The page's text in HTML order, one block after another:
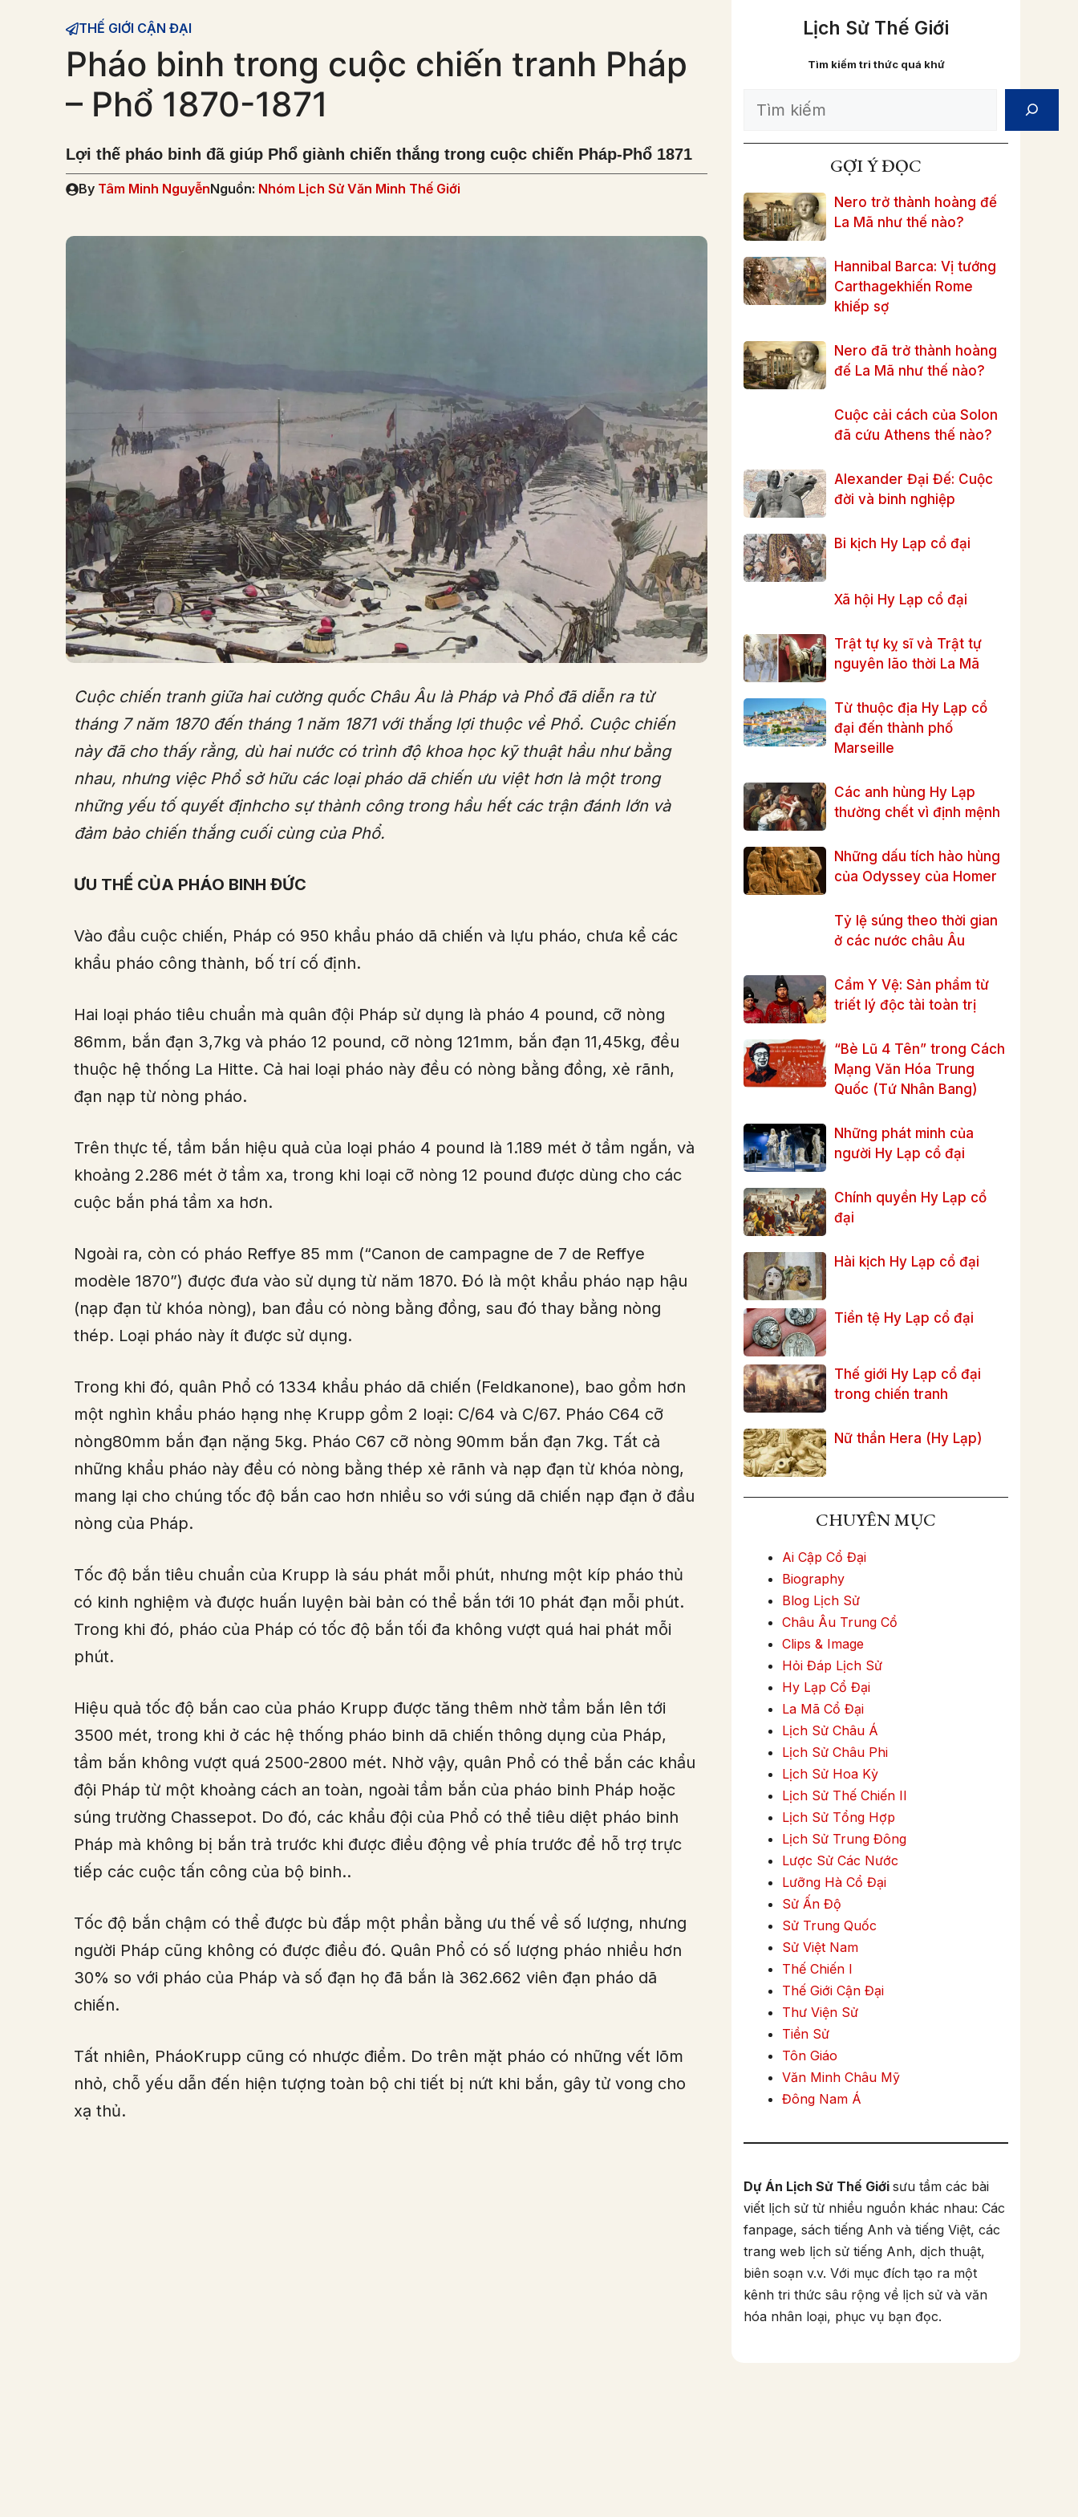
THẾ GIỚI CẬN ĐẠI
Pháo binh trong cuộc chiến tranh Pháp
– Phổ 1870-1871
Lợi thế pháo binh đã giúp Phổ giành chiến thắng trong cuộc chiến Pháp-Phổ 1871
By Tâm Minh NguyễnNguồn: Nhóm Lịch Sử Văn Minh Thế Giới
Cuộc chiến tranh giữa hai cường quốc Châu Âu là Pháp và Phổ đã diễn ra từ
tháng 7 năm 1870 đến tháng 1 năm 1871 với thắng lợi thuộc về Phổ. Cuộc chiến
này đã cho thấy rằng, dù hai nước có trình độ khoa học kỹ thuật hầu như bằng
nhau, nhưng việc Phổ sở hữu các loại pháo dã chiến ưu việt hơn là một trong
những yếu tố quyết địnhcho sự thành công trong hầu hết các trận đánh lớn và
đảm bảo chiến thắng cuối cùng của Phổ.
ƯU THẾ CỦA PHÁO BINH ĐỨC
Vào đầu cuộc chiến, Pháp có 950 khẩu pháo dã chiến và lựu pháo, chưa kể các
khẩu pháo công thành, bố trí cố định.
Hai loại pháo tiêu chuẩn mà quân đội Pháp sử dụng là pháo 4 pound, cỡ nòng
86mm, bắn đạn 3,7kg và pháo 12 pound, cỡ nòng 121mm, bắn đạn 11,45kg, đều
thuộc hệ thống La Hitte. Cả hai loại pháo này đều có nòng bằng đồng, xẻ rãnh,
đạn nạp từ nòng pháo.
Trên thực tế, tầm bắn hiệu quả của loại pháo 4 pound là 1.189 mét ở tầm ngắn, và
khoảng 2.286 mét ở tầm xa, trong khi loại cỡ nòng 12 pound được dùng cho các
cuộc bắn phá tầm xa hơn.
Ngoài ra, còn có pháo Reffye 85 mm (“Canon de campagne de 7 de Reffye
modèle 1870”) được đưa vào sử dụng từ năm 1870. Đó là một khẩu pháo nạp hậu
(nạp đạn từ khóa nòng), ban đầu có nòng bằng đồng, sau đó thay bằng nòng
thép. Loại pháo này ít được sử dụng.
Trong khi đó, quân Phổ có 1334 khẩu pháo dã chiến (Feldkanone), bao gồm hơn
một nghìn khẩu pháo hạng nhẹ Krupp gồm 2 loại: C/64 và C/67. Pháo C64 cỡ
nòng80mm bắn đạn nặng 5kg. Pháo C67 cỡ nòng 90mm bắn đạn 7kg. Tất cả
những khẩu pháo này đều có nòng bằng thép xẻ rãnh và nạp đạn từ khóa nòng,
mang lại cho chúng tốc độ bắn cao hơn nhiều so với súng dã chiến nạp đạn ở đầu
nòng của Pháp.
Tốc độ bắn tiêu chuẩn của Krupp là sáu phát mỗi phút, nhưng một kíp pháo thủ
có kinh nghiệm và được huấn luyện bài bản có thể bắn tới 10 phát đạn mỗi phút.
Trong khi đó, pháo của Pháp có tốc độ bắn tối đa không vượt quá hai phát mỗi
phút.
Hiệu quả tốc độ bắn cao của pháo Krupp được tăng thêm nhờ tầm bắn lên tới
3500 mét, trong khi ở các hệ thống pháo binh dã chiến thông dụng của Pháp,
tầm bắn không vượt quá 2500-2800 mét. Nhờ vậy, quân Phổ có thể bắn các khẩu
đội Pháp từ một khoảng cách an toàn, ngoài tầm bắn của pháo binh Pháp hoặc
súng trường Chassepot. Do đó, các khẩu đội của Phổ có thể tiêu diệt pháo binh
Pháp mà không bị bắn trả trước khi được điều động về phía trước để hỗ trợ trực
tiếp các cuộc tấn công của bộ binh..
Tốc độ bắn chậm có thể được bù đắp một phần bằng ưu thế về số lượng, nhưng
người Pháp cũng không có được điều đó. Quân Phổ có số lượng pháo nhiều hơn
30% so với pháo của Pháp và số đạn họ đã bắn là 362.662 viên đạn pháo dã
chiến.
Tất nhiên, PháoKrupp cũng có nhược điểm. Do trên mặt pháo có những vết lõm
nhỏ, chỗ yếu dẫn đến hiện tượng toàn bộ chi tiết bị nứt khi bắn, gây tử vong cho
xạ thủ.
Pháo dã chiến Reffye 85 mm của Pháp
Lịch Sử Thế Giới
Tìm kiếm tri thức quá khứ
Search
GỢI Ý ĐỌC
Nero trở thành hoàng đế
La Mã như thế nào?
Hannibal Barca: Vị tướng
Carthagekhiến Rome
khiếp sợ
Nero đã trở thành hoàng
đế La Mã như thế nào?
Cuộc cải cách của Solon
đã cứu Athens thế nào?
Alexander Đại Đế: Cuộc
đời và binh nghiệp
Bi kịch Hy Lạp cổ đại
Xã hội Hy Lạp cổ đại
Trật tự kỵ sĩ và Trật tự
nguyên lão thời La Mã
Từ thuộc địa Hy Lạp cổ
đại đến thành phố
Marseille
Các anh hùng Hy Lạp
thường chết vì định mệnh
Những dấu tích hào hùng
của Odyssey của Homer
Tỷ lệ súng theo thời gian
ở các nước châu Âu
Cẩm Y Vệ: Sản phẩm từ
triết lý độc tài toàn trị
“Bè Lũ 4 Tên” trong Cách
Mạng Văn Hóa Trung
Quốc (Tứ Nhân Bang)
Những phát minh của
người Hy Lạp cổ đại
Chính quyền Hy Lạp cổ
đại
Hài kịch Hy Lạp cổ đại
Tiền tệ Hy Lạp cổ đại
Thế giới Hy Lạp cổ đại
trong chiến tranh
Nữ thần Hera (Hy Lạp)
CHUYÊN MỤC
Ai Cập Cổ Đại
Biography
Blog Lịch Sử
Châu Âu Trung Cổ
Clips & Image
Hỏi Đáp Lịch Sử
Hy Lạp Cổ Đại
La Mã Cổ Đại
Lịch Sử Châu Á
Lịch Sử Châu Phi
Lịch Sử Hoa Kỳ
Lịch Sử Thế Chiến II
Lịch Sử Tổng Hợp
Lịch Sử Trung Đông
Lược Sử Các Nước
Lưỡng Hà Cổ Đại
Sử Ấn Độ
Sử Trung Quốc
Sử Việt Nam
Thế Chiến I
Thế Giới Cận Đại
Thư Viện Sử
Tiền Sử
Tôn Giáo
Văn Minh Châu Mỹ
Đông Nam Á
Dự Án Lịch Sử Thế Giới sưu tầm các bài
viết lịch sử từ nhiều nguồn khác nhau: Các
fanpage, sách tiếng Anh và tiếng Việt, các
trang web lịch sử tiếng Anh, dịch thuật,
biên soạn v.v. Với mục đích tạo ra một
kênh tri thức sâu rộng về lịch sử và văn
hóa nhân loại, phục vụ bạn đọc.